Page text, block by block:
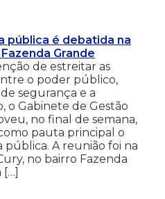
pública é debatida na
Grande
de estreitar as
o poder público,
segurança e a
o Gabinete de Gestão
no final de semana,
pauta principal o
A reunião foi na
no bairro Fazenda
[…]